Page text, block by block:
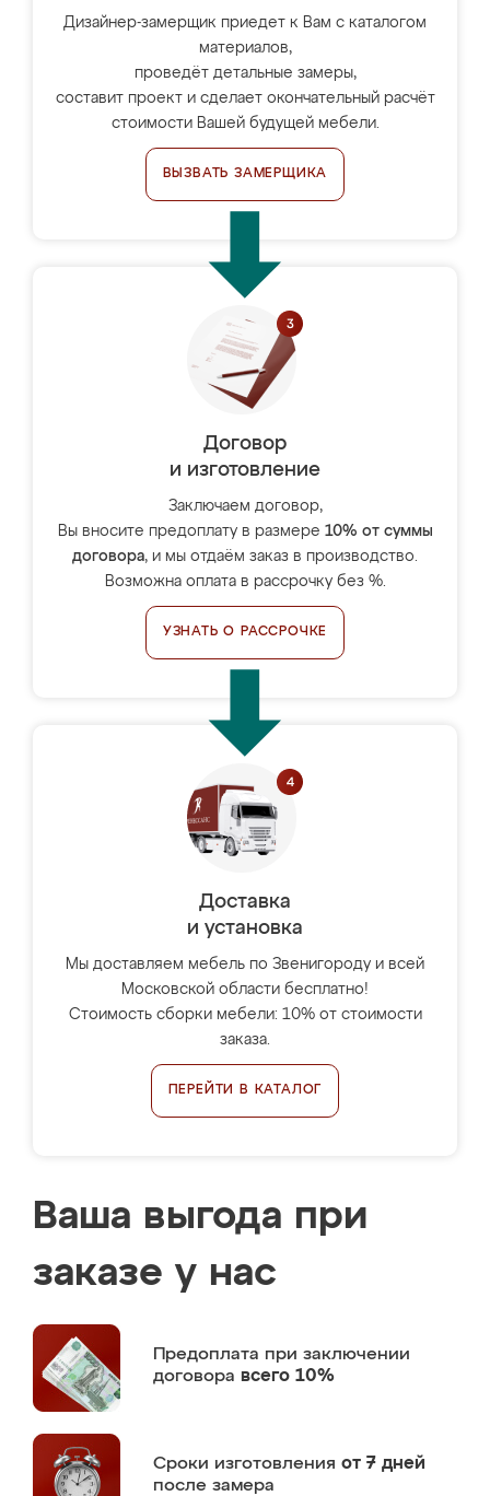
Дизайнер-замерщик приедет к Вам с каталогом
материалов,
проведёт детальные замеры,
составит проект и сделает окончательный расчёт
стоимости Вашей будущей мебели.
ВЫЗВАТЬ ЗАМЕРЩИКА
Договор
и изготовление
Заключаем договор,
Вы вносите предоплату в размере 10% от суммы
договора, и мы отдаём заказ в производство.
Возможна оплата в рассрочку без %.
УЗНАТЬ О РАССРОЧКЕ
Доставка
и установка
Мы доставляем мебель по Звенигороду и всей
Московской области бесплатно!
Стоимость сборки мебели: 10% от стоимости
заказа.
ПЕРЕЙТИ В КАТАЛОГ
Ваша выгода при
заказе у нас
Предоплата при заключении
договора всего 10%
Сроки изготовления от 7 дней
после замера